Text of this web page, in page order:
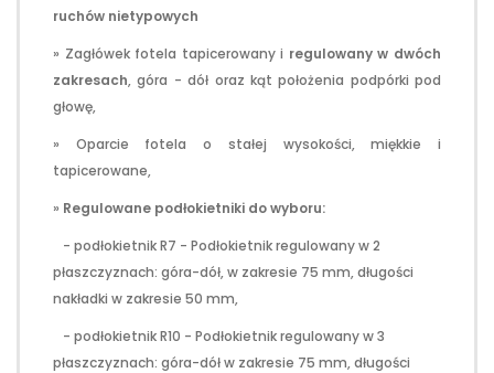
ruchów nietypowych
» Zagłówek fotela tapicerowany i regulowany w dwóch
zakresach, góra - dół oraz kąt położenia podpórki pod
głowę,
» Oparcie fotela o stałej wysokości, miękkie i
tapicerowane,
» Regulowane podłokietniki do wyboru:
- podłokietnik R7 - Podłokietnik regulowany w 2
płaszczyznach: góra-dół, w zakresie 75 mm, długości
nakładki w zakresie 50 mm,
- podłokietnik R10 - Podłokietnik regulowany w 3
płaszczyznach: góra-dół w zakresie 75 mm, długości